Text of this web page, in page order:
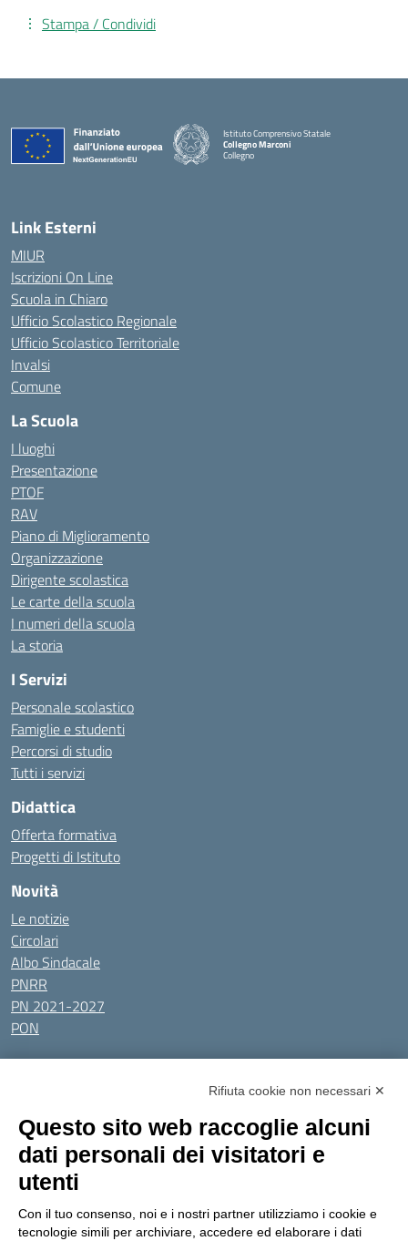
Stampa / Condividi
Istituto Comprensivo Statale
Collegno Marconi
Collegno
Link Esterni
MIUR
Iscrizioni On Line
Scuola in Chiaro
Ufficio Scolastico Regionale
Ufficio Scolastico Territoriale
Invalsi
Comune
La Scuola
I luoghi
Presentazione
PTOF
RAV
Piano di Miglioramento
Organizzazione
Dirigente scolastica
Le carte della scuola
I numeri della scuola
La storia
I Servizi
Personale scolastico
Famiglie e studenti
Percorsi di studio
Tutti i servizi
Didattica
Offerta formativa
Progetti di Istituto
Novità
Le notizie
Circolari
Albo Sindacale
PNRR
PN 2021-2027
PON
Tutti gli argomenti
Amministrazione Trasparente
Privacy Policy
Dichiarazione di accessibilitàObiettivi di accessibilità
Seguici su:
Indirizzo:Via Gaetano Donizetti 30, Collegno
Rifiuta cookie non necessari ✕
Questo sito web raccoglie alcuni
dati personali dei visitatori e
utenti
Con il tuo consenso, noi e i nostri partner utilizziamo i cookie e
tecnologie simili per archiviare, accedere ed elaborare i dati